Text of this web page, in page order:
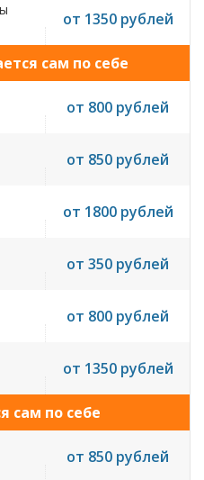
от 1350 рублей
сам по себе
от 800 рублей
от 850 рублей
от 1800 рублей
от 350 рублей
от 800 рублей
от 1350 рублей
сам по себе
от 850 рублей